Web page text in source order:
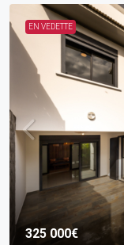
EN VEDETTE
325 000€